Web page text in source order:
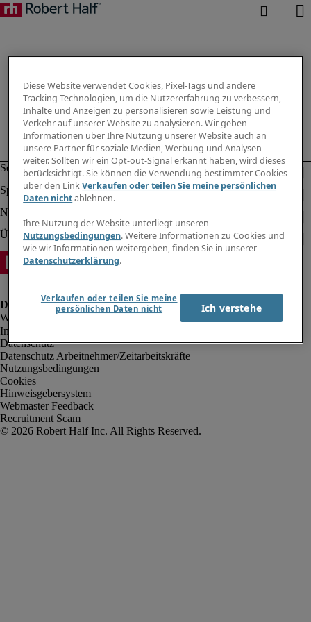
Impressum
Datenschutz
Datenschutz Arbeitnehmer/Zeitarbeitskräfte
Nutzungsbedingungen
Cookies
Hinweisgebersystem
Webmaster Feedback
Recruitment Scam
Diese Website verwendet Cookies, Pixel-Tags und andere
Tracking-Technologien, um die Nutzererfahrung zu verbessern,
Inhalte und Anzeigen zu personalisieren sowie Leistung und
Verkehr auf unserer Website zu analysieren. Wir geben
Informationen über Ihre Nutzung unserer Website auch an
unsere Partner für soziale Medien, Werbung und Analysen
weiter. Sollten wir ein Opt-out-Signal erkannt haben, wird dieses
berücksichtigt. Sie können die Verwendung bestimmter Cookies
über den LinkVerkaufen oder teilen Sie meine persönlichen
Daten nichtablehnen.
Ihre Nutzung der Website unterliegt unseren
Nutzungsbedingungen. Weitere Informationen zu Cookies und
wie wir Informationen weitergeben, finden Sie in unserer
Datenschutzerklärung.
Verkaufen oder teilen Sie meine
persönlichen Daten nicht
Ich verstehe